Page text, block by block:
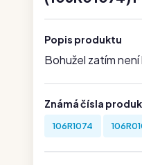
Popis produktu
Bohužel zatím
Známá čísla
106R1074